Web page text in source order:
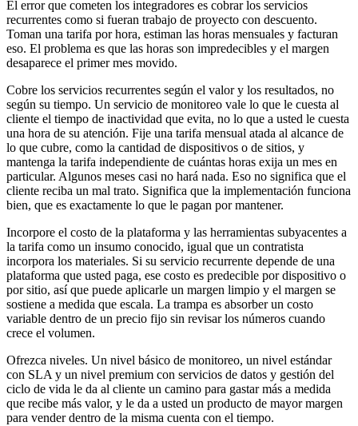
El error que cometen los integradores es cobrar los servicios
recurrentes como si fueran trabajo de proyecto con descuento.
Toman una tarifa por hora, estiman las horas mensuales y facturan
eso. El problema es que las horas son impredecibles y el margen
desaparece el primer mes movido.
Cobre los servicios recurrentes según el valor y los resultados, no
según su tiempo. Un servicio de monitoreo vale lo que le cuesta al
cliente el tiempo de inactividad que evita, no lo que a usted le cuesta
una hora de su atención. Fije una tarifa mensual atada al alcance de
lo que cubre, como la cantidad de dispositivos o de sitios, y
mantenga la tarifa independiente de cuántas horas exija un mes en
particular. Algunos meses casi no hará nada. Eso no significa que el
cliente reciba un mal trato. Significa que la implementación funciona
bien, que es exactamente lo que le pagan por mantener.
Incorpore el costo de la plataforma y las herramientas subyacentes a
la tarifa como un insumo conocido, igual que un contratista
incorpora los materiales. Si su servicio recurrente depende de una
plataforma que usted paga, ese costo es predecible por dispositivo o
por sitio, así que puede aplicarle un margen limpio y el margen se
sostiene a medida que escala. La trampa es absorber un costo
variable dentro de un precio fijo sin revisar los números cuando
crece el volumen.
Ofrezca niveles. Un nivel básico de monitoreo, un nivel estándar
con SLA y un nivel premium con servicios de datos y gestión del
ciclo de vida le da al cliente un camino para gastar más a medida
que recibe más valor, y le da a usted un producto de mayor margen
para vender dentro de la misma cuenta con el tiempo.